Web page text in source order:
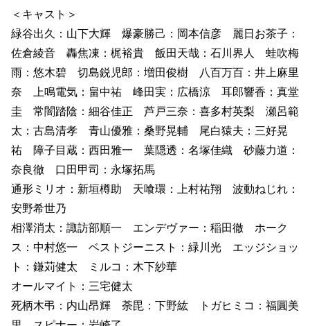
＜キャスト＞
緑谷出久：山下大輝 爆豪勝己：岡本信彦 麗日お茶子：
佐倉綾音 轟焦凍：梶裕貴 飯田天哉：石川界人 蛙吹梅
雨：悠木碧 切島鋭児郎：増田俊樹 八百万百：井上麻里
奈 上鳴電気：畠中祐 峰田実：広橋涼 耳郎響香：真堂
圭 常闇踏陰：細谷佳正 芦戸三奈：喜多村英梨 瀬呂範
太：古島清孝 青山優雅：桑野晃輔 尾白猿夫：三好晃
祐 障子目蔵：西田雅一 葉隠透：名塚佳織 砂藤力道：
奈良徹 口田甲司：永塚拓馬
通形ミリオ：新垣樽助 天喰環：上村祐翔 波動ねじれ：
安野希世乃
相澤消太：諏訪部順一 エンデヴァー：稲田徹 ホーク
ス：中村悠一 ベストジーニスト：緑川光 エッジショッ
ト：鎌苅健太 ミルコ：木下紗華
オールマイト：三宅健太
死柄木弔：内山昂輝 荼毘：下野紘 トガヒミコ：福圓美